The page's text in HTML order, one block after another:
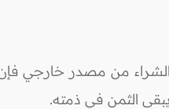
الشراء من مصدر خارجي
الثمن في ذمته.